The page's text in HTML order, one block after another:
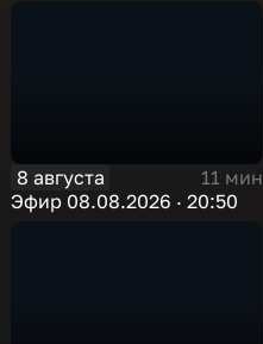
8 августа
11 мин
Эфир 08.08.2026 · 20:50